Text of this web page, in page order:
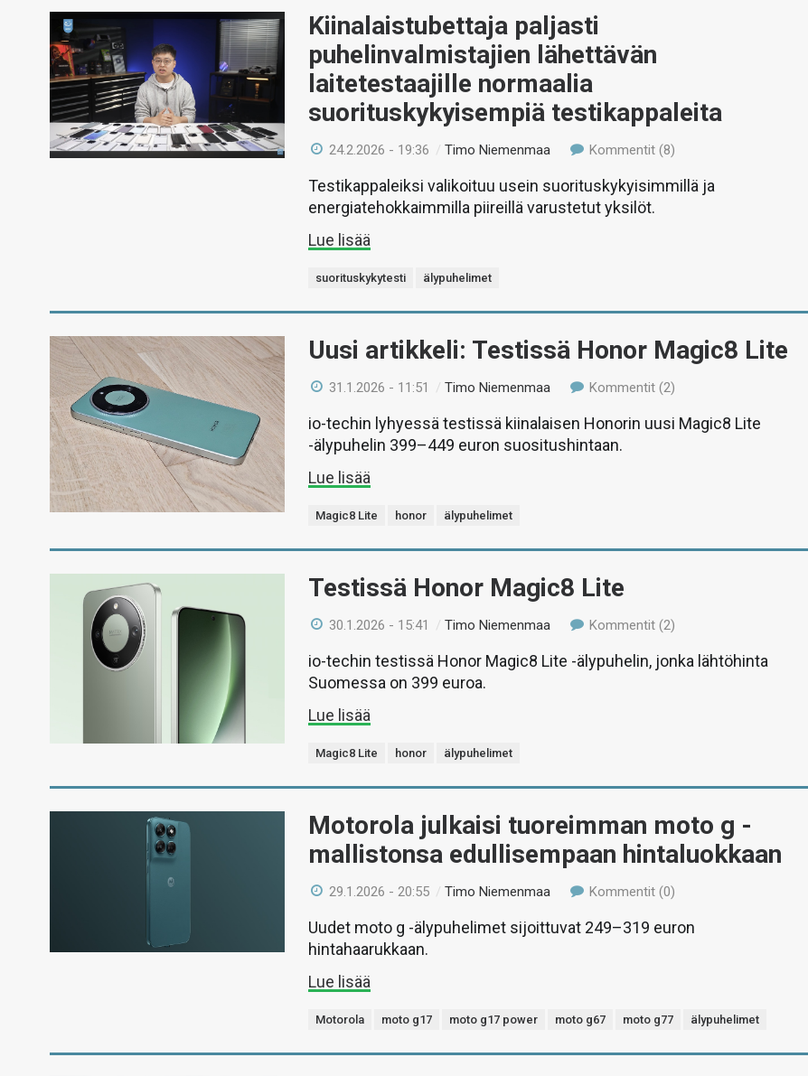
Kiinalaistubettaja paljasti
puhelinvalmistajien lähettävän
laitetestaajille normaalia
suorituskykyisempiä testikappaleita
24.2.2026 - 19:36 /Timo Niemenmaa Kommentit (8)
Testikappaleiksi valikoituu usein suorituskykyisimmillä ja
energiatehokkaimmilla piireillä varustetut yksilöt.
Lue lisää
suorituskykytesti älypuhelimet
Uusi artikkeli: Testissä Honor Magic8 Lite
31.1.2026 - 11:51 /Timo Niemenmaa Kommentit (2)
io-techin lyhyessä testissä kiinalaisen Honorin uusi Magic8 Lite
-älypuhelin 399–449 euron suositushintaan.
Lue lisää
Magic8 Lite honor älypuhelimet
Testissä Honor Magic8 Lite
30.1.2026 - 15:41 /Timo Niemenmaa Kommentit (2)
io-techin testissä Honor Magic8 Lite -älypuhelin, jonka lähtöhinta
Suomessa on 399 euroa.
Lue lisää
Magic8 Lite honor älypuhelimet
Motorola julkaisi tuoreimman moto g -
mallistonsa edullisempaan hintaluokkaan
29.1.2026 - 20:55 /Timo Niemenmaa Kommentit (0)
Uudet moto g -älypuhelimet sijoittuvat 249–319 euron
hintahaarukkaan.
Lue lisää
Motorola moto g17 moto g17 power moto g67 moto g77 älypuhelimet